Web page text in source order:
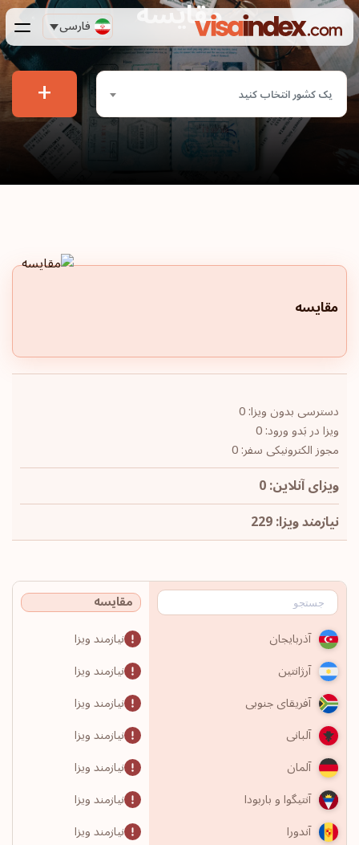
فارسی مقایسه
یک کشور انتخاب کنید +
مقایسه
دسترسی بدون ویزا: 0
ویزا در بَدو ورود: 0
مجوز الکترونیکی سفر: 0
ویزای آنلاین: 0
نیازمند ویزا: 229
مقایسه
آذربایجان
نیازمند ویزا
آرژانتین
نیازمند ویزا
آفریقای جنوبی
نیازمند ویزا
آلبانی
نیازمند ویزا
آلمان
نیازمند ویزا
آنتیگوا و باربودا
نیازمند ویزا
آندورا
نیازمند ویزا